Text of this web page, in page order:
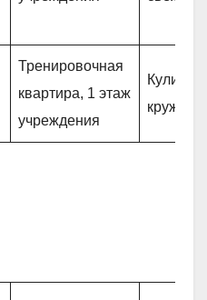
Тренировочная
квартира, 1 этаж
учреждения
кружок